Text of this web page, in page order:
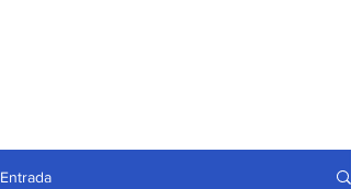
Entrada